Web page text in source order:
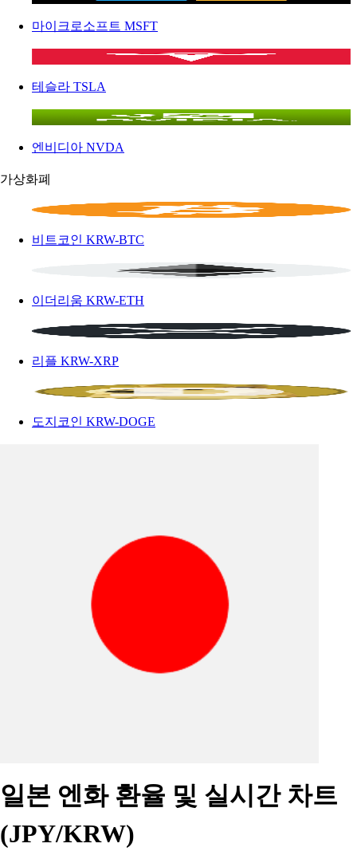
마이크로소프트 MSFT
테슬라 TSLA
엔비디아 NVDA
가상화폐
비트코인 KRW-BTC
이더리움 KRW-ETH
리플 KRW-XRP
도지코인 KRW-DOGE
일본 엔화 환율 및 실시간 차트
(JPY/KRW)